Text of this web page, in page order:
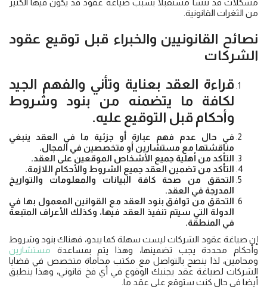
مشكلات قد تنشأ مستقبلا بسبب صياغة عقود قد يكون فيها الكثير
من الثغرات القانونية.
نصائح القانونيين والخبراء قبل توقيع عقود
الشركات
قراءة العقد بعناية وتأني والفهم الجيد
لكافة ما يتضمنه من بنود وشروط
وأحكام قبل التوقيع عليه.
في حال عدم فهم عبارة أو جزئية ما في العقد ينبغي
مناقشتها مع مستشارين أو متخصصين في المجال.
التأكد من أهلية جميع الأشخاص الموقعين على العقد.
التأكد من تضمين العقد جميع الشروط والأحكام اللازمة.
التحقق من صحة كافة البيانات والمعلومات والتواريخ
المدرجة في العقد.
التحقق من توافق بنود العقد مع القوانين المعمول بها في
الدولة التي سيتم تنفيذ العقد فيها، وكذلك الأعراف المتبعة
في المنطقة.
إن صياغة عقود الشركات ليست سهلة كما يبدو، فهناك بنود وشروط
وأحكام محددة يجب تضمينها، وهذا يتم بمساعدة مستشارين
ومحامين، لذا ينصح بالتواصل مع مكتب محاماة متخصص في قضايا
الشركات لصياغة عقد يجنبك الوقوع في أي فخ قانوني، وهذا ينطبق
أيضا في حال كنت ستوقع على عقد ما.